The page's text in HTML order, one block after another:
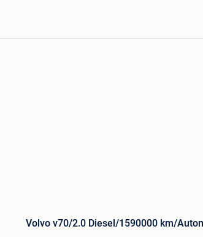
Volvo v70/2.0 Diesel/1590000 km/